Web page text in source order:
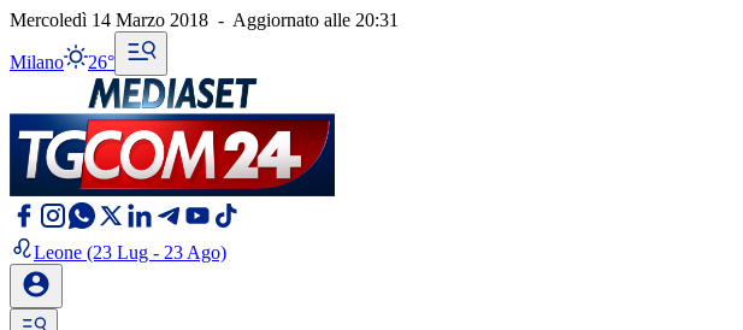
Mercoledì 14 Marzo 2018 - Aggiornato alle 20:31
Milano 26°
Leone (23 Lug - 23 Ago)